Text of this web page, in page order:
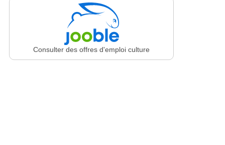
Consulter des offres d'emploi culture